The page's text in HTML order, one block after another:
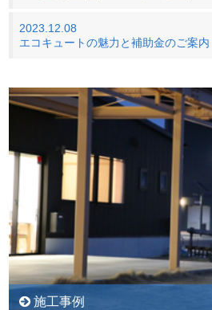
2023.12.08
エコキュートの魅力と補助金のご案内
施工事例